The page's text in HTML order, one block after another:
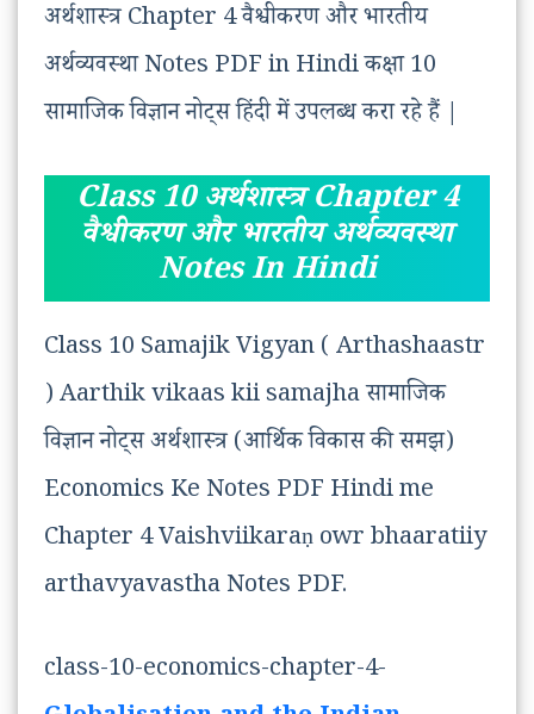
अर्थशास्त्र Chapter 4 वैश्वीकरण और भारतीय
अर्थव्यवस्था Notes PDF in Hindi कक्षा 10
सामाजिक विज्ञान नोट्स हिंदी में उपलब्ध करा रहे हैं |
Class 10 अर्थशास्त्र Chapter 4
वैश्वीकरण और भारतीय अर्थव्यवस्था
Notes In Hindi
Class 10 Samajik Vigyan ( Arthashaastr
) Aarthik vikaas kii samajha सामाजिक
विज्ञान नोट्स अर्थशास्त्र (आर्थिक विकास की समझ)
Economics Ke Notes PDF Hindi me
Chapter 4 Vaishviikaraṇ owr bhaaratiiy
arthavyavastha Notes PDF.
class-10-economics-chapter-4-